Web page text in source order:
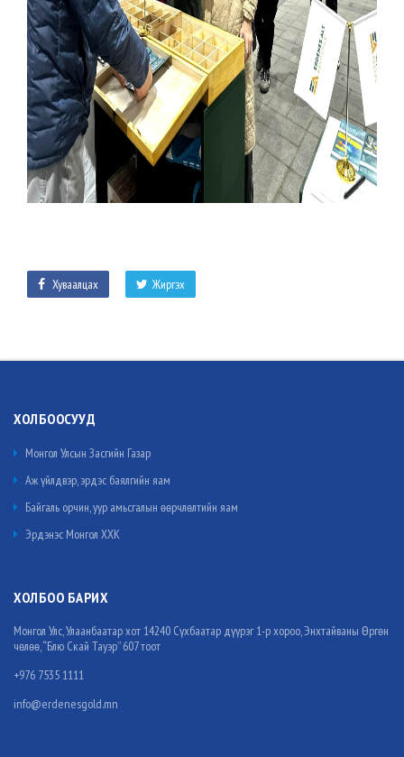
Жиргэх
Хуваалцах
ХОЛБООСУУД
Монгол Улсын Засгийн Газар
Аж үйлдвэр, эрдэс баялгийн яам
Байгаль орчин, уур амьсгалын өөрчлөлтийн яам
Эрдэнэс Монгол ХХК
ХОЛБОО БАРИХ
Монгол Улс, Улаанбаатар хот 14240 Сүхбаатар дүүрэг 1-р хороо, Энхтайваны Өргөн
чөлөө, “Блю Скай Тауэр” 607 тоот
+976 7535 1111
info@erdenesgold.mn